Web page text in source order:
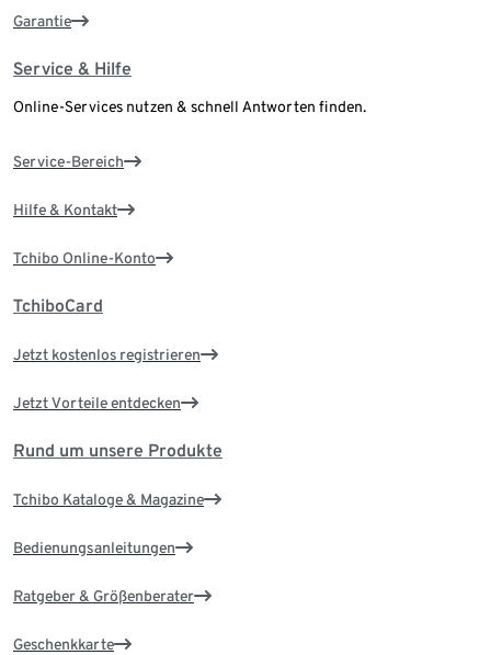
Garantie
Service & Hilfe
Online-Services nutzen & schnell Antworten finden.
Service-Bereich
Hilfe & Kontakt
Tchibo Online-Konto
TchiboCard
Jetzt kostenlos registrieren
Jetzt Vorteile entdecken
Rund um unsere Produkte
Tchibo Kataloge & Magazine
Bedienungsanleitungen
Ratgeber & Größenberater
Geschenkkarte